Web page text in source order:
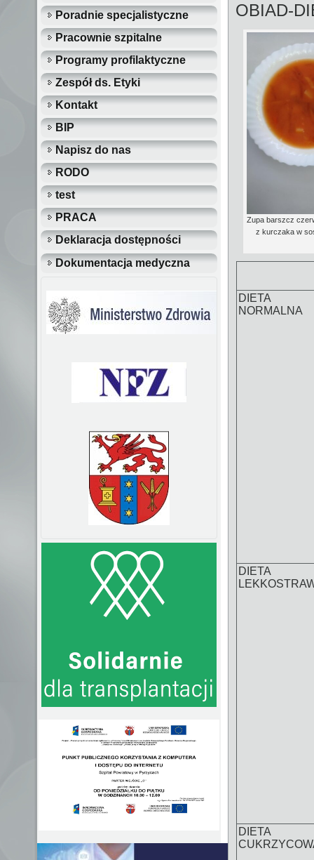
Poradnie specjalistyczne
Pracownie szpitalne
Programy profilaktyczne
Zespół ds. Etyki
Kontakt
BIP
Napisz do nas
RODO
test
PRACA
Deklaracja dostępności
Dokumentacja medyczna
OBIAD-
Zupa barszcz
z kurczaka w
DIETA
NORMALNA
DIETA
DIETA